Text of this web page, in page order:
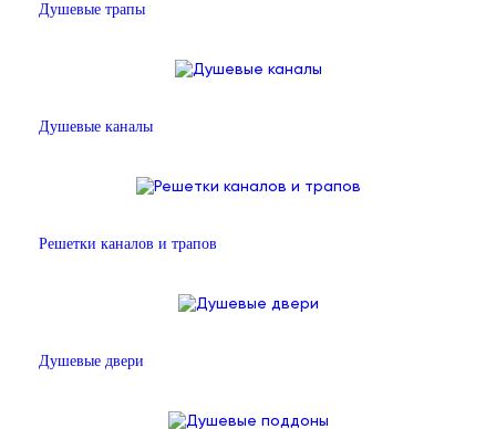
Душевые трапы
Душевые каналы
Решетки каналов и трапов
Душевые двери